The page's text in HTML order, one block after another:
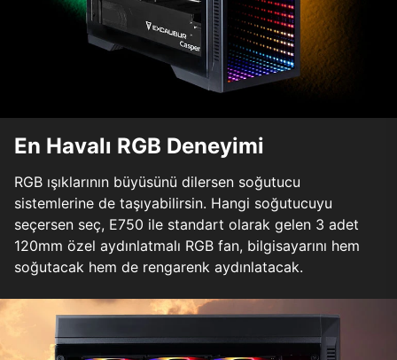
En Havalı RGB Deneyimi
RGB ışıklarının büyüsünü dilersen soğutucu
sistemlerine de taşıyabilirsin. Hangi soğutucuyu
seçersen seç, E750 ile standart olarak gelen 3 adet
120mm özel aydınlatmalı RGB fan, bilgisayarını hem
soğutacak hem de rengarenk aydınlatacak.